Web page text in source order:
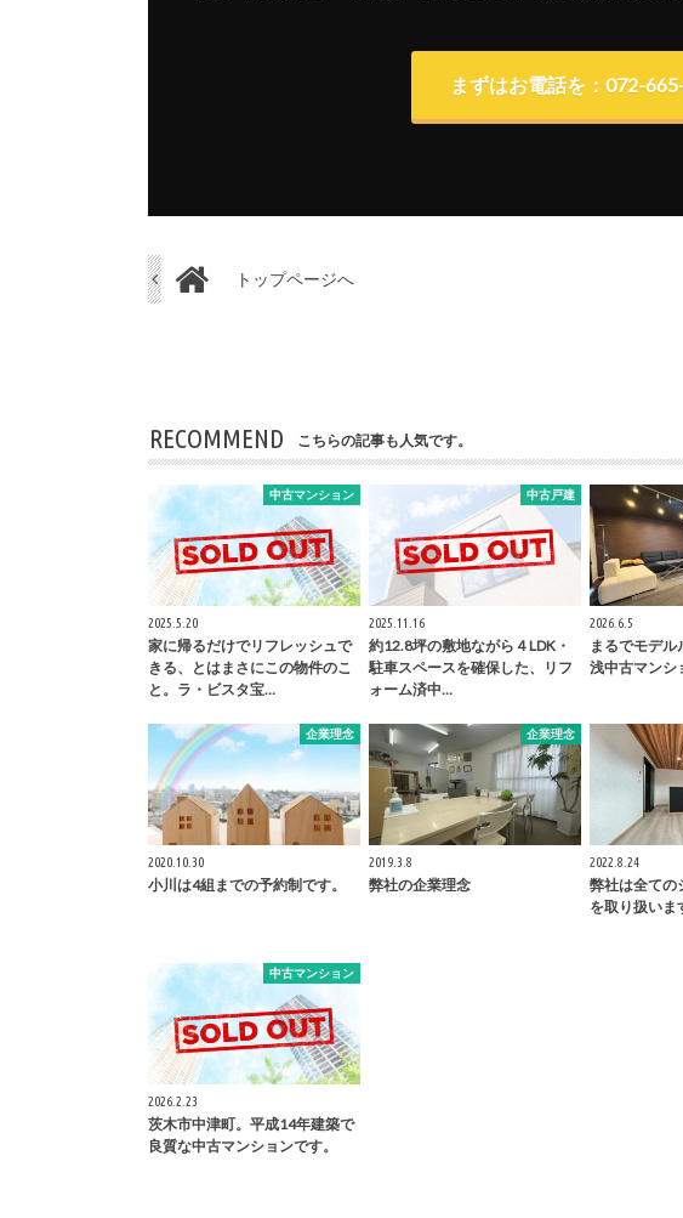
まずはお電話を：072-
トップページへ
RECOMMEND こちらの記事も人気です。
中古マンション
2025.5.20
家に帰るだけでリフレッシュで
きる、とはまさにこの物件のこ
と。ラ・ビスタ宝…
中古戸建
2025.11.16
約12.8坪の敷地ながら４LDK・
駐車スペースを確保した、リフ
ォーム済中…
2026.6.5
まるでモデル
浅中古マンシ
企業理念
2020.10.30
小川は4組までの予約制です。
企業理念
2019.3.8
弊社の企業理念
2022.8.24
弊社は全ての
を取り扱いま
中古マンション
2026.2.23
茨木市中津町。平成14年建築で
良質な中古マンションです。